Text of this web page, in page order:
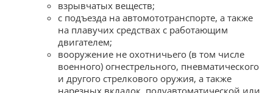
взрывчатых веществ;
с подъезда на автомототранспорте, а также
на плавучих средствах с работающим
двигателем;
вооружение не охотничьего (в том числе
военного) огнестрельного, пневматического
и другого стрелкового оружия, а также